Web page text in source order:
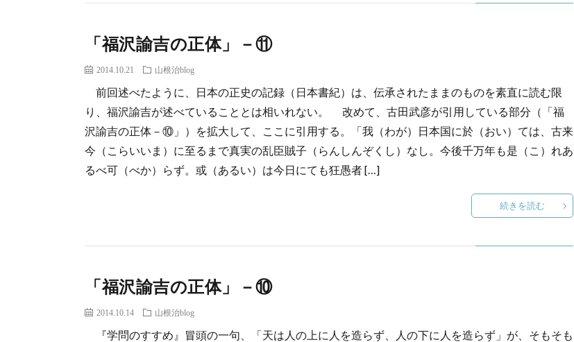
「福沢諭吉の正体」－⑪
2014.10.21 山根治blog
前回述べたように、日本の正史の記録（日本書紀）は、伝承されたままのものを素直に読む限
り、福沢諭吉が述べていることとは相いれない。 改めて、古田武彦が引用している部分（「福
沢諭吉の正体－⑩」）を拡大して、ここに引用する。「我（わが）日本国に於（おい）ては、古来
今（こらいいま）に至るまで真実の乱臣賊子（らんしんぞくし）なし。今後千万年も是（こ）れあ
るべ可（べか）らず。或（あるい）は今日にても狂愚者 […]
続きを読む
「福沢諭吉の正体」－⑩
2014.10.14 山根治blog
『学問のすすめ』冒頭の一句、「天は人の上に人を造らず、人の下に人を造らず」が、そもそも